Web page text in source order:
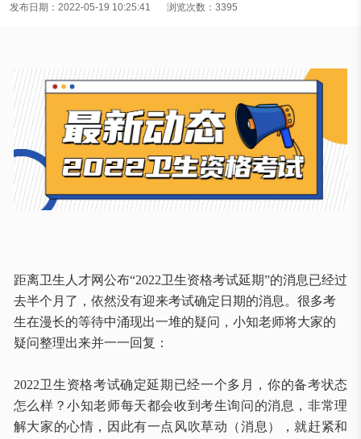
发布日期：2022-05-19 10:25:41 浏览次数：3395
距离卫生人才网公布“2022卫生资格考试延期”的消息已经过
去半个月了，依然没有迎来考试确定日期的消息。很多考
生在漫长的等待中涌现出一堆的疑问，小知老师将大家的
疑问整理出来并一一回复：
2022卫生资格考试确定延期已经一个多月，你的备考状态
怎么样？小知老师每天都会收到考生询问的消息，非常理
解大家的心情，因此有一点风吹草动（消息），就赶紧和